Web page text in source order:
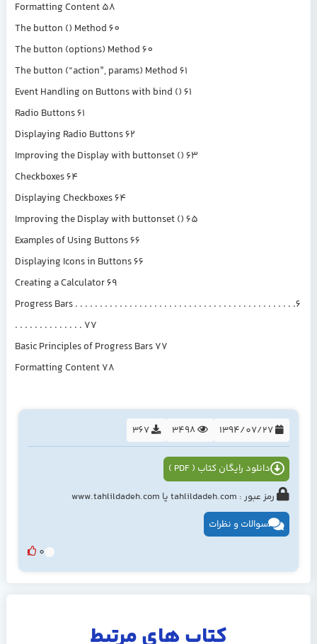
Formatting Content 58
The button () Method 60
The button (options) Method 60
The button (“action”, params) Method 61
Event Handling on Buttons with bind () 61
Radio Buttons 61
Displaying Radio Buttons 62
Improving the Display with buttonset () 63
Checkboxes 64
Displaying Checkboxes 64
Improving the Display with buttonset () 65
Examples of Using Buttons 66
Displaying Icons in Buttons 66
Creating a Calculator 69
6. Progress Bars . . . . . . . . . . . . . . . . . . . . . . . . . . . . . . . . . . . . . . . . . . . .
. . . . . . . . . . . . . . 77
Basic Principles of Progress Bars 77
Formatting Content 78
1394/07/27
3498
367
دانلود رایگان کتاب ( PDF )
رمز عبور : tahlildadeh.com یا www.tahlildadeh.com
سوالات و نظرات
0